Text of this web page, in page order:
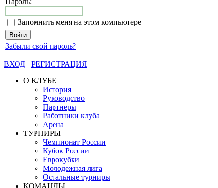
Пароль:
Запомнить меня на этом компьютере
Забыли свой пароль?
ВХОД
РЕГИСТРАЦИЯ
О КЛУБЕ
История
Руководство
Партнеры
Работники клуба
Арена
ТУРНИРЫ
Чемпионат России
Кубок России
Еврокубки
Молодежная лига
Остальные турниры
КОМАНДЫ